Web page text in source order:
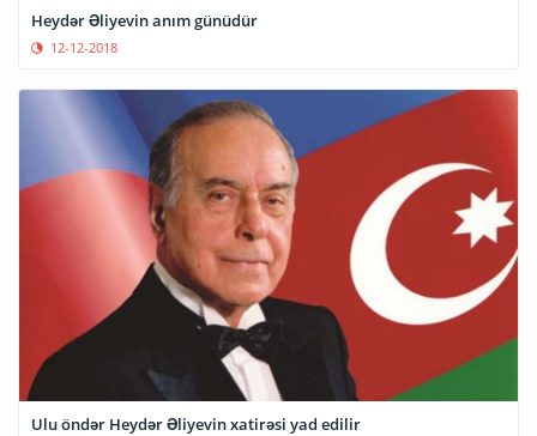
Heydər Əliyevin anım günüdür
12-12-2018
Ulu öndər Heydər Əliyevin xatirəsi yad edilir